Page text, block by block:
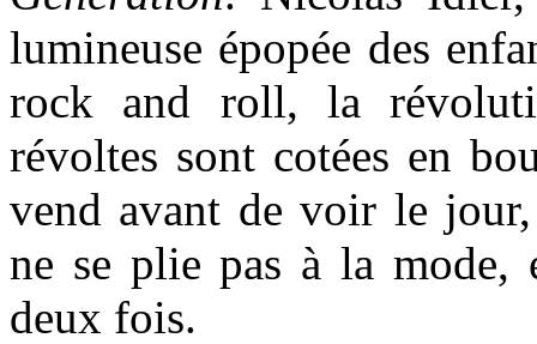
lumineuse épopée des
rock and roll, la
révoltes sont cotées en
vend avant de voir le
ne se plie pas à la mode,
deux fois.